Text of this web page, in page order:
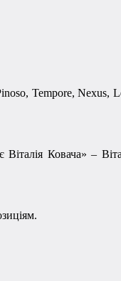
Tempore, Nexus,
Ковача» –